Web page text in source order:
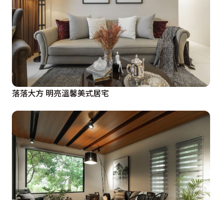
落落大方 明亮溫馨美式居宅